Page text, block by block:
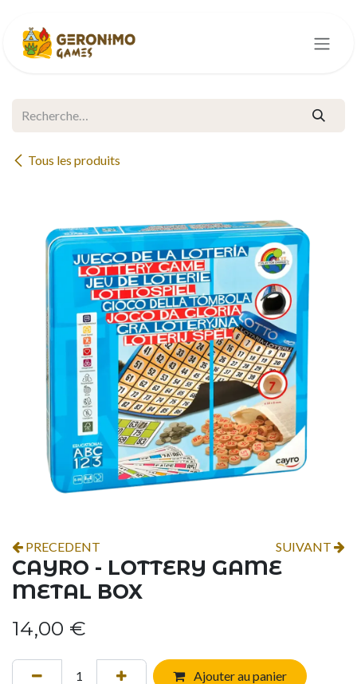
Tous les produits
PRECEDENT SUIVANT
CAYRO - LOTTERY GAME
METAL BOX
14,00 €
Ajouter au panier